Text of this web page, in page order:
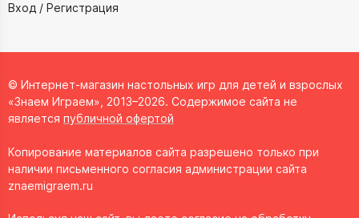
Вход / Регистрация
© Интернет-магазин настольных игр для детей и взрослых
«Знаем Играем», 2013–2026. Содержимое сайта не
является публичной офертой
Копирование материалов сайта разрешено только при
наличии письменного согласия администрации сайта
znaemigraem.ru